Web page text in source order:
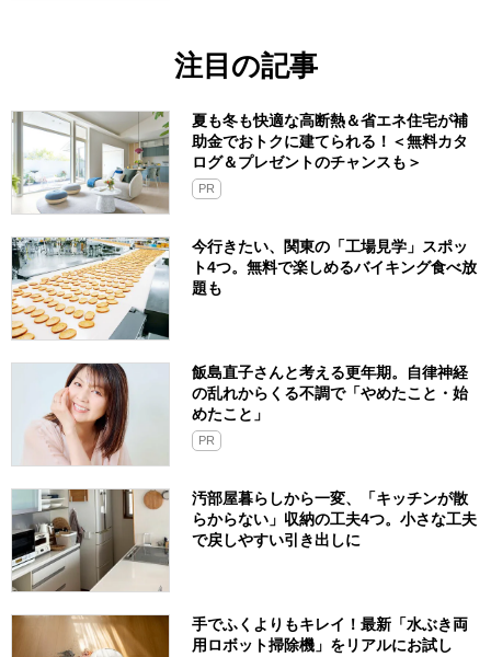
注目の記事
夏も冬も快適な高断熱＆省エネ住宅が補
助金でおトクに建てられる！＜無料カタ
ログ＆プレゼントのチャンスも＞
PR
今行きたい、関東の「工場見学」スポッ
ト4つ。無料で楽しめるバイキング食べ放
題も
飯島直子さんと考える更年期。自律神経
の乱れからくる不調で「やめたこと・始
めたこと」
PR
汚部屋暮らしから一変、「キッチンが散
らからない」収納の工夫4つ。小さな工夫
で戻しやすい引き出しに
手でふくよりもキレイ！最新「水ぶき両
用ロボット掃除機」をリアルにお試し